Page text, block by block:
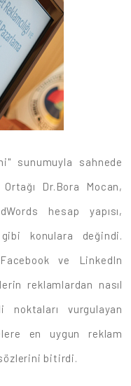
sunumuyla sahnede
Dr.Bora Mocan,
hesap yapısı,
konulara değindi.
ve LinkedIn
reklamlardan nasıl
vurgulayan
en uygun reklam
bitirdi.